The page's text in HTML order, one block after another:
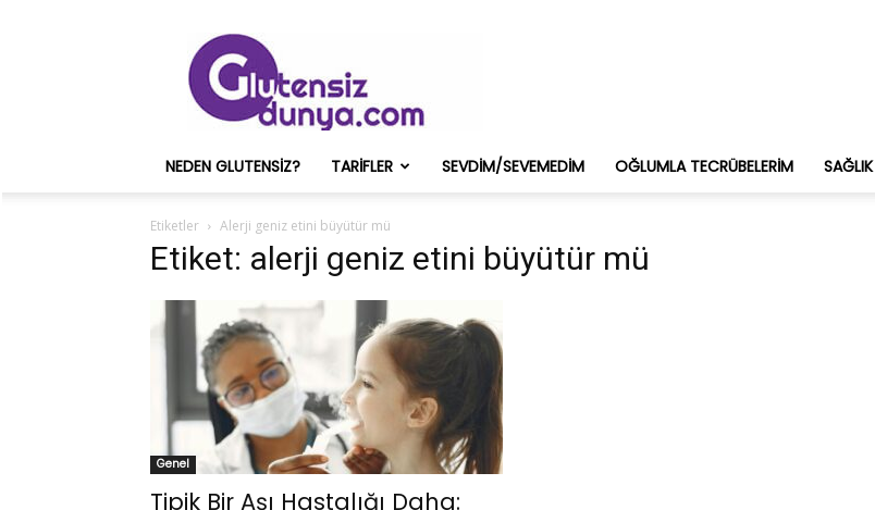
ve
Onun
Sağlık
Deneyimleri
NEDEN GLUTENSIZ? TARIFLER SEVDIM/SEVEMEDIM OĞLUMLA TECRÜBELERIM SAĞLIK
Etiketler Alerji geniz etini büyütür mü
Etiket: alerji geniz etini büyütür mü
Genel
Tipik Bir Aşı Hastalığı Daha: